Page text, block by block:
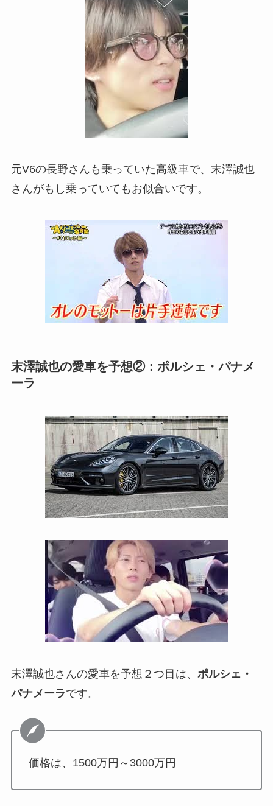
元V6の長野さんも乗っていた高級車で、末澤誠也
さんがもし乗っていてもお似合いです。
末澤誠也の愛車を予想②：ポルシェ・パナメ
ーラ
末澤誠也さんの愛車を予想２つ目は、 ポルシェ・
パナメーラです。
価格は、1500万円～3000万円